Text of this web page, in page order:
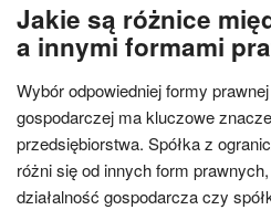
Jakie są różnice
a innymi formami
Wybór odpowiedniej formy
gospodarczej ma kluczowe
przedsiębiorstwa. Spółka z
różni się od innych form
działalność gospodarcza czy